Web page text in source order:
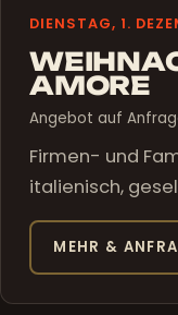
DIENSTAG, 1.
AMORE
Angebot auf
Firmen- und
italienisch,
MEHR &